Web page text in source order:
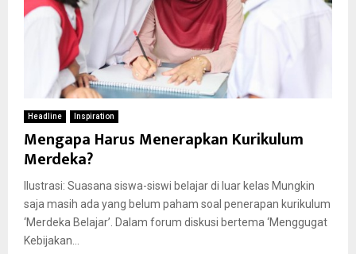
Headline Inspiration
Mengapa Harus Menerapkan Kurikulum
Merdeka?
Ilustrasi: Suasana siswa-siswi belajar di luar kelas Mungkin
saja masih ada yang belum paham soal penerapan kurikulum
‘Merdeka Belajar’. Dalam forum diskusi bertema ‘Menggugat
Kebijakan...